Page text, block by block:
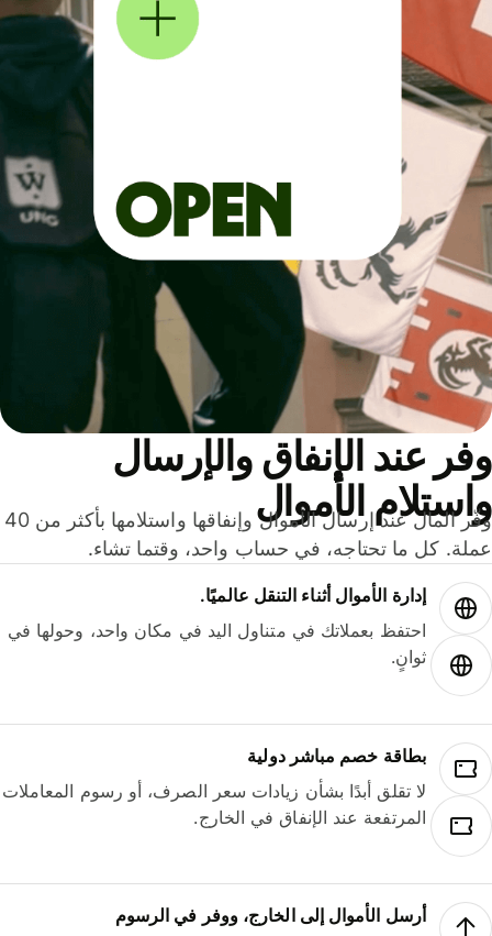
عند الإنفاق والإرسال
الأموال
وفّر المال عند إرسال الأموال وإنفاقها واستلامها بأكثر من 40
كل ما تحتاجه، في حساب واحد، وقتما تشاء.
إدارة الأموال أثناء التنقل عالميًا.
احتفظ بعملاتك في متناول اليد في مكان واحد، وحولها في
ثوانٍ.
بطاقة خصم مباشر دولية
لا تقلق أبدًا بشأن زيادات سعر الصرف، أو رسوم المعاملات
المرتفعة عند الإنفاق في الخارج.
أرسل الأموال إلى الخارج، ووفر في الرسوم